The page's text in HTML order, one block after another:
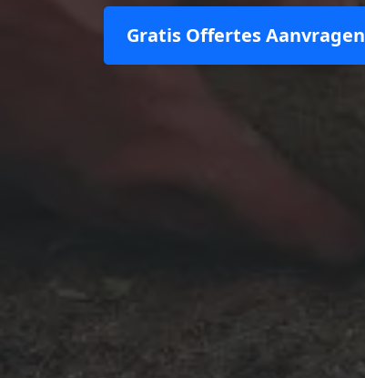
Gratis Offertes Aanvragen